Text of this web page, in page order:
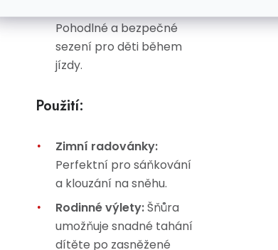
Pohodlné a bezpečné
sezení pro děti během
jízdy.
Použití:
Zimní radovánky:
Perfektní pro sáňkování
a klouzání na sněhu.
Rodinné výlety:Šňůra
umožňuje snadné tahání
dítěte po zasněžené